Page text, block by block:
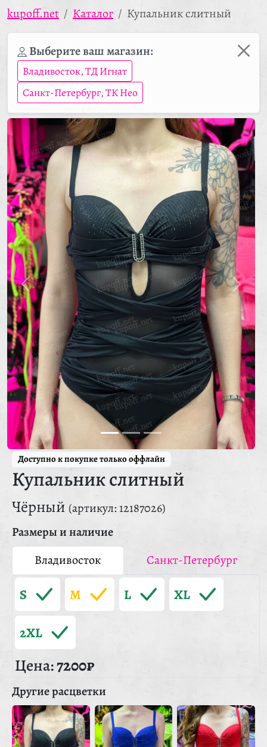
kupoff.net Каталог Купальник слитный
Выберите ваш магазин:
Владивосток, ТД Игнат
Санкт-Петербург, ТК Нео
Доступно к покупке только оффлайн
Купальник слитный
Чёрный (артикул: 12187026)
Размеры и наличие
Владивосток
Санкт-Петербург
S M L XL
2XL
Цена:7200₽
Другие расцветки